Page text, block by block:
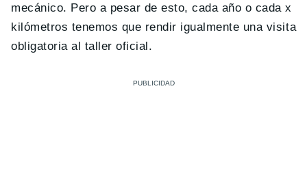
mecánico. Pero a pesar de esto, cada año o cada x
kilómetros tenemos que rendir igualmente una visita
obligatoria al taller oficial.